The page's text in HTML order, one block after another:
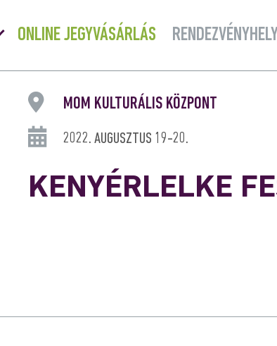
Menü
lenyitása
ONLINE JEGYVÁSÁRLÁS
MOM KULTURÁLIS KÖZPONT
2022. AUGUSZTUS 19-20.
KENYÉRLELKE